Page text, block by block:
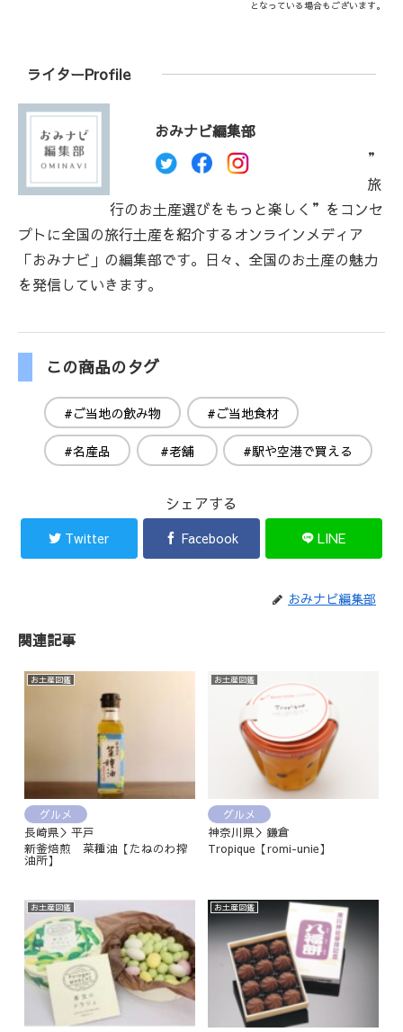
となっている場合もございます。
ライターProfile
おみナビ編集部
”
旅
行のお土産選びをもっと楽しく”をコンセ
プトに全国の旅行土産を紹介するオンラインメディア
「おみナビ」の編集部です。日々、全国のお土産の魅力
を発信していきます。
この商品のタグ
#ご当地の飲み物 #ご当地食材
#名産品 #老舗 #駅や空港で買える
シェアする
Twitter Facebook LINE
おみナビ編集部
関連記事
お土産図鑑
グルメ
長崎県＞平戸
新釜焙煎 菜種油【たねのわ搾
油所】
お土産図鑑
グルメ
神奈川県＞鎌倉
Tropique【romi-unie】
お土産図鑑 お土産図鑑